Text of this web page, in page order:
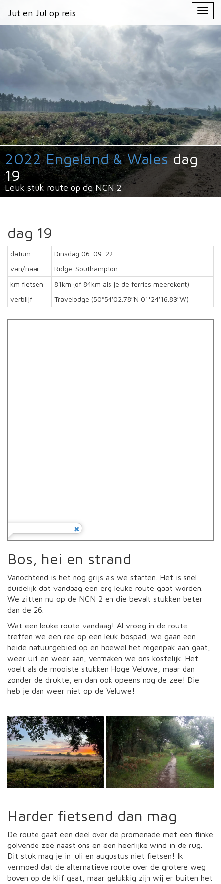
Jut en Jul op reis
Primary
Menu
Jut en Jul op reis
2022 Engeland & Walesdag
19
Leuk stuk route op de NCN 2
dag 19
datum
Dinsdag 06-09-22
van/naar
Ridge-Southampton
km fietsen
81km (of 84km als je de ferries meerekent)
verblijf
Travelodge (50°54′02.78″N 01°24′16.83″W)
Bos, hei en strand
Vanochtend is het nog grijs als we starten. Het is snel
duidelijk dat vandaag een erg leuke route gaat worden.
We zitten nu op de NCN 2 en die bevalt stukken beter
dan de 26.
Wat een leuke route vandaag! Al vroeg in de route
treffen we een ree op een leuk bospad, we gaan een
heide natuurgebied op en hoewel het regenpak aan gaat,
weer uit en weer aan, vermaken we ons kostelijk. Het
voelt als de mooiste stukken Hoge Veluwe, maar dan
zonder de drukte, en dan ook opeens nog de zee! Die
heb je dan weer niet op de Veluwe!
Harder fietsend dan mag
De route gaat een deel over de promenade met een flinke
golvende zee naast ons en een heerlijke wind in de rug.
Dit stuk mag je in juli en augustus niet fietsen! Ik
vermoed dat de alternatieve route over de grotere weg
boven op de klif gaat, maar gelukkig zijn wij er buiten het